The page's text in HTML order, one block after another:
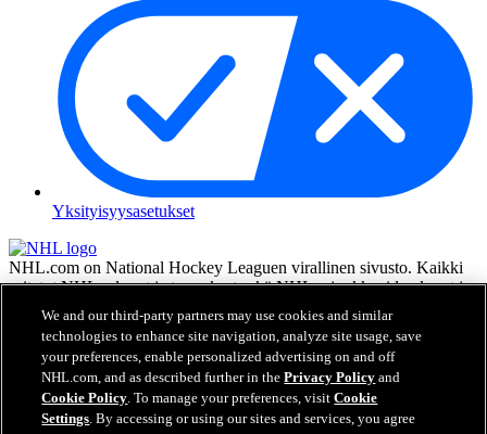
Yksityisyysasetukset
NHL.com on National Hockey Leaguen virallinen sivusto. Kaikki
esitetyt NHL:n logot ja tunnukset sekä NHL:n joukkueiden logot ja
tunnukset ovat NHL:n ja sen joukkueiden omaisuutta, eikä niitä saa
toisintaa ilman NHL Enterprises, L.P.:n hyväksyntää. © NHL 2026.
Kaikki oikeudet pidätetään. Kaikki NHL-joukkueiden pelaajien
nimillä ja numeroilla varustetut pelipaidat ovat virallisesti NHL:n ja
NHLPA:n lisenssin alla. Zambonin merkki ja Zamboni-jääkoneen
rakenne ovat rekisteröityjä tavaramerkkejä, jotka omistaa Frank J.
Zamboni & Co., Inc. © Frank J. Zamboni & Co., Inc. 2026. Kaikki
We and our third-party partners may use cookies and similar
technologies to enhance site navigation, analyze site usage, save
your preferences, enable personalized advertising on and off
NHL.com, and as described further in thePrivacy Policy and
Cookie Policy. To manage your preferences, visitCookie
Settings. By accessing or using our sites and services, you agree